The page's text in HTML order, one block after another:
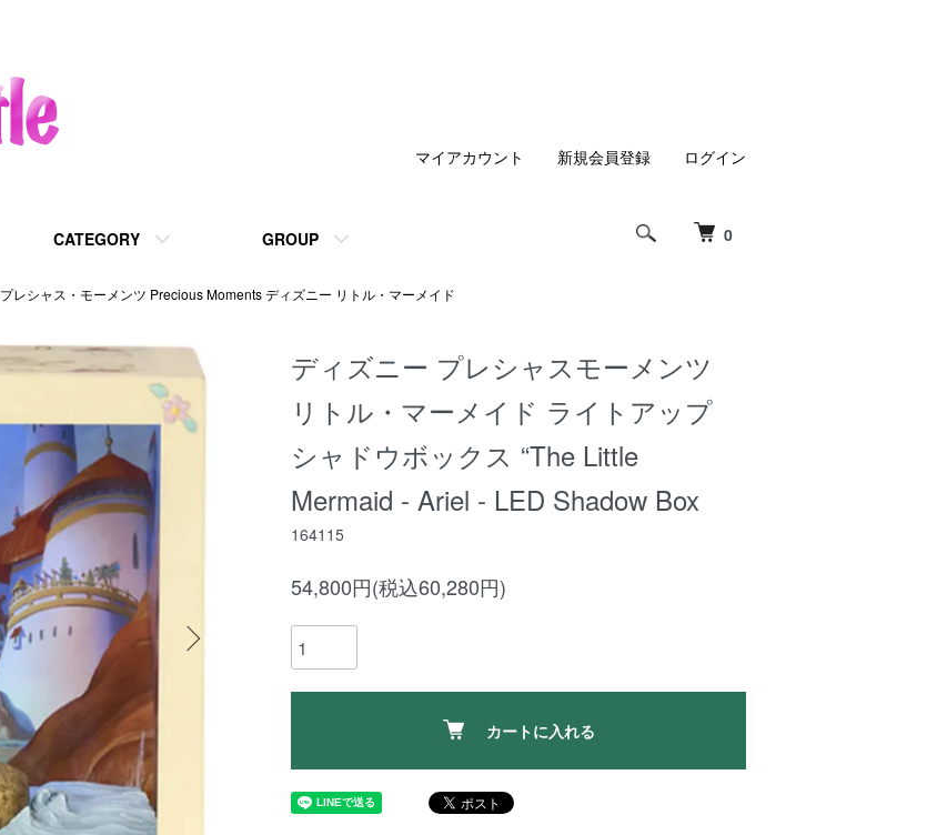
0
CATEGORY GROUP
マイアカウント 新規会員登録 ログイン
プレシャス・モーメンツ Precious Moments ディズニー リトル・マーメイド
ディズニー プレシャスモーメンツ
リトル・マーメイド ライトアップ
シャドウボックス “The Little
Mermaid - Ariel - LED Shadow Box
164115
54,800円(税込60,280円)
カートに入れる